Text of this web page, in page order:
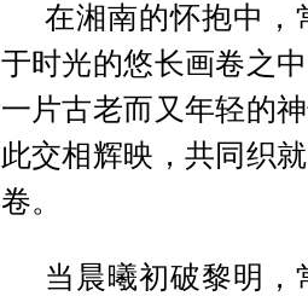
在湘南的怀抱中，
于时光的悠长画卷之
一片古老而又年轻的
此交相辉映，共同织
卷。
当晨曦初破黎明